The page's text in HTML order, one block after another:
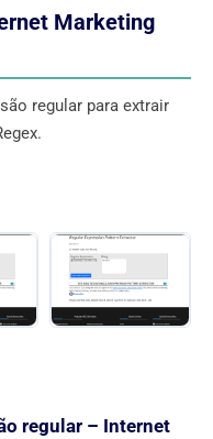
Marketing
regular para extrair
regular – Internet